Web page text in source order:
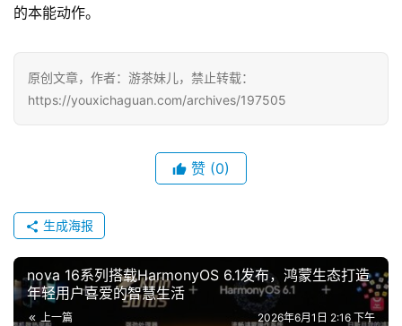
的本能动作。
原创文章，作者：游茶妹儿，禁止转载：
https://youxichaguan.com/archives/197505
赞 (0)
生成海报
nova 16系列搭载HarmonyOS 6.1发布，鸿蒙生态打造
年轻用户喜爱的智慧生活
上一篇 2026年6月1日 2:16 下午